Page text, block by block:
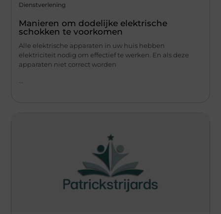
Dienstverlening
Manieren om dodelijke elektrische
schokken te voorkomen
Alle elektrische apparaten in uw huis hebben
elektriciteit nodig om effectief te werken. En als deze
apparaten niet correct worden
...